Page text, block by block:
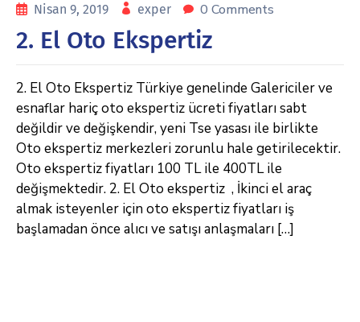
Nisan 9, 2019 exper 0 Comments
2. El Oto Ekspertiz
2. El Oto Ekspertiz Türkiye genelinde Galericiler ve
esnaflar hariç oto ekspertiz ücreti fiyatları sabt
değildir ve değişkendir, yeni Tse yasası ile birlikte
Oto ekspertiz merkezleri zorunlu hale getirilecektir.
Oto ekspertiz fiyatları 100 TL ile 400TL ile
değişmektedir. 2. El Oto ekspertiz , İkinci el araç
almak isteyenler için oto ekspertiz fiyatları iş
başlamadan önce alıcı ve satışı anlaşmaları […]